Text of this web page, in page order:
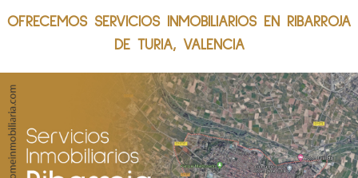
OFRECEMOS SERVICIOS INMOBILIARIOS EN RIBARROJA
DE TURIA, VALENCIA